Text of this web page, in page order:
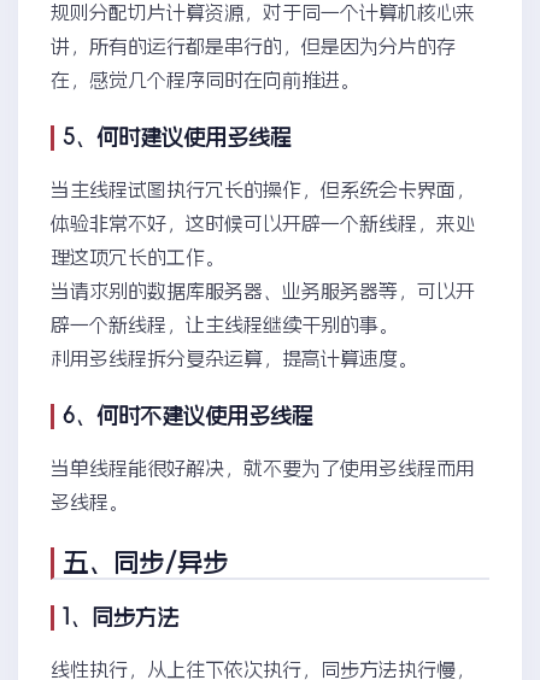
规则分配切片计算资源，对于同一个计算机核心来
讲，所有的运行都是串行的，但是因为分片的存
在，感觉几个程序同时在向前推进。
5、何时建议使用多线程
当主线程试图执行冗长的操作，但系统会卡界面，
体验非常不好，这时候可以开辟一个新线程，来处
理这项冗长的工作。
当请求别的数据库服务器、业务服务器等，可以开
辟一个新线程，让主线程继续干别的事。
利用多线程拆分复杂运算，提高计算速度。
6、何时不建议使用多线程
当单线程能很好解决，就不要为了使用多线程而用
多线程。
五、 同步/异步
1、同步方法
线性执行，从上往下依次执行，同步方法执行慢，